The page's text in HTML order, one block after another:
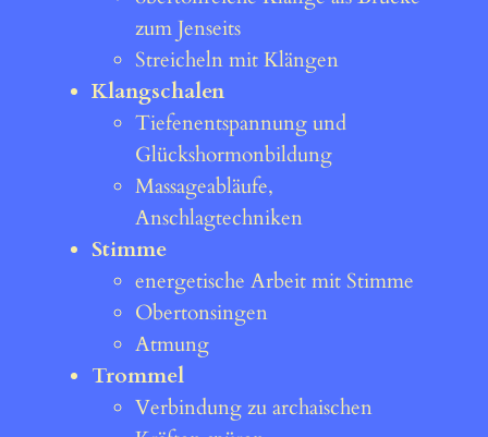
zum Jenseits
Streicheln mit Klängen
Klangschalen
Tiefenentspannung und
Glückshormonbildung
Massageabläufe,
Anschlagtechniken
Stimme
energetische Arbeit mit Stimme
Obertonsingen
Atmung
Trommel
Verbindung zu archaischen